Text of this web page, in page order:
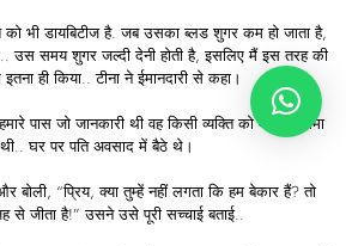
को भी डायबिटीज है. जब उसका ब्लड शुगर कम हो जाता है,
उस समय शुगर जल्दी देनी होती है, इसलिए मैं इस तरह की
ही किया.. टीना ने ईमानदारी से कहा।
पास जो जानकारी थी वह किसी व्यक्ति को मधुमेह कोमा
घर पर पति अवसाद में बैठे थे।
बोली, “प्रिय, क्या तुम्हें नहीं लगता कि हम बेकार हैं? तो
जीता है!” उसने उसे पूरी सच्चाई बताई..